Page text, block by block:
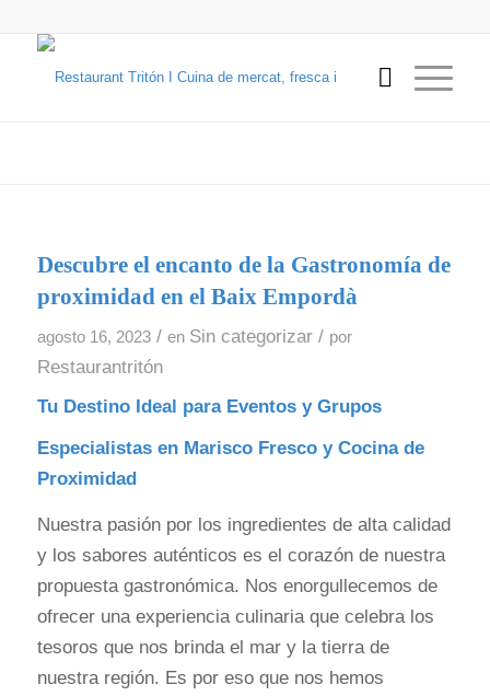
Descubre el encanto de la Gastronomía de
proximidad en el Baix Empordà
agosto 16, 2023 / en Sin categorizar / por
Restaurantritón
Tu Destino Ideal para Eventos y Grupos
Especialistas en Marisco Fresco y Cocina de
Proximidad
Nuestra pasión por los ingredientes de alta calidad
y los sabores auténticos es el corazón de nuestra
propuesta gastronómica. Nos enorgullecemos de
ofrecer una experiencia culinaria que celebra los
tesoros que nos brinda el mar y la tierra de
nuestra región. Es por eso que nos hemos